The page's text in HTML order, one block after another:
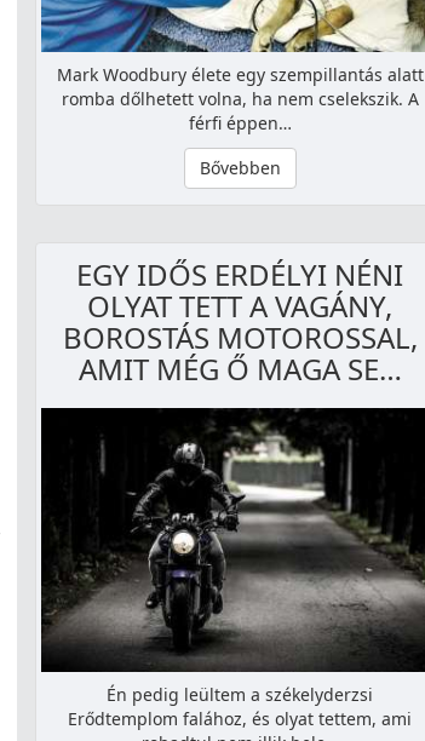
Mark Woodbury élete egy szempillantás alatt
romba dőlhetett volna, ha nem cselekszik. A
férfi éppen…
Bővebben
EGY IDŐS ERDÉLYI NÉNI
OLYAT TETT A VAGÁNY,
BOROSTÁS MOTOROSSAL,
AMIT MÉG Ő MAGA SE…
Én pedig leültem a székelyderzsi
Erődtemplom falához, és olyat tettem, ami